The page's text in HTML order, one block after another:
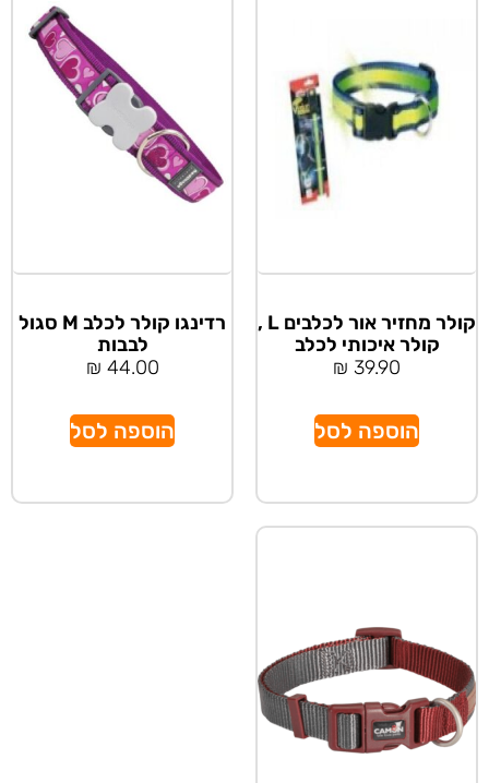
קולר מחזיר אור לכלבים L ,
קולר איכותי לכלב
39.90
₪
הוספה לסל
רדינגו קולר לכלב M סגול
לבבות
44.00
₪
הוספה לסל